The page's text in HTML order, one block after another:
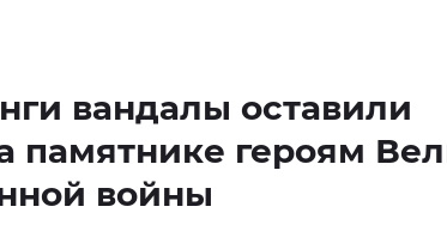
вандалы оставили
памятнике героям
войны